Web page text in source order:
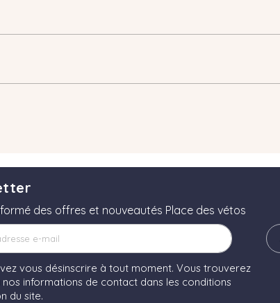
des offres et nouveautés Place des vétos
vous désinscrire à tout moment. Vous trouverez
informations de contact dans les conditions
du site.